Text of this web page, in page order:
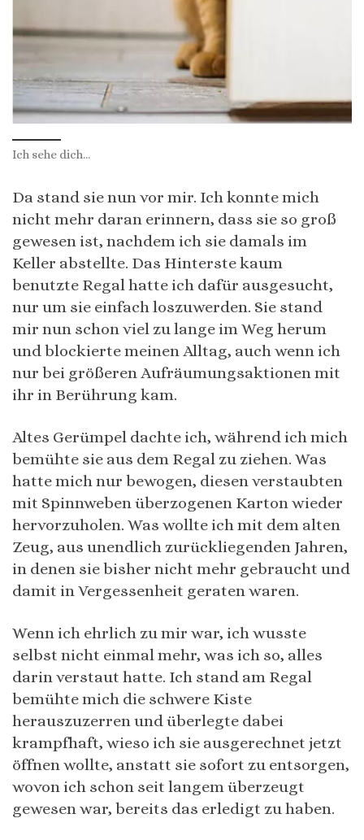
Ich sehe dich…
Da stand sie nun vor mir. Ich konnte mich
nicht mehr daran erinnern, dass sie so groß
gewesen ist, nachdem ich sie damals im
Keller abstellte. Das Hinterste kaum
benutzte Regal hatte ich dafür ausgesucht,
nur um sie einfach loszuwerden. Sie stand
mir nun schon viel zu lange im Weg herum
und blockierte meinen Alltag, auch wenn ich
nur bei größeren Aufräumungsaktionen mit
ihr in Berührung kam.
Altes Gerümpel dachte ich, während ich mich
bemühte sie aus dem Regal zu ziehen. Was
hatte mich nur bewogen, diesen verstaubten
mit Spinnweben überzogenen Karton wieder
hervorzuholen. Was wollte ich mit dem alten
Zeug, aus unendlich zurückliegenden Jahren,
in denen sie bisher nicht mehr gebraucht und
damit in Vergessenheit geraten waren.
Wenn ich ehrlich zu mir war, ich wusste
selbst nicht einmal mehr, was ich so, alles
darin verstaut hatte. Ich stand am Regal
bemühte mich die schwere Kiste
herauszuzerren und überlegte dabei
krampfhaft, wieso ich sie ausgerechnet jetzt
öffnen wollte, anstatt sie sofort zu entsorgen,
wovon ich schon seit langem überzeugt
gewesen war, bereits das erledigt zu haben.